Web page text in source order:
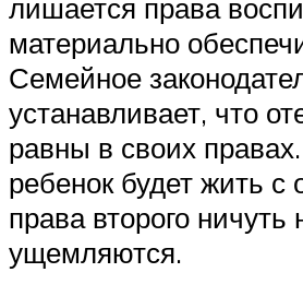
лишается права
материально
Семейное
устанавливает, что
равны в своих
ребенок будет жить с
права второго ничуть
ущемляются.